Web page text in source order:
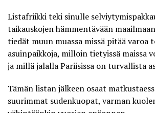
Listafriikkiteki sinulle
taikauskojen hämmentävään
tiedät muun muassa missä pitää varoa
asuinpaikkoja, milloin tietyissä maissa
ja millä jalalla Pariisissa on turvallista
Tämän listan jälkeen osaat
suurimmat sudenkuopat, varman